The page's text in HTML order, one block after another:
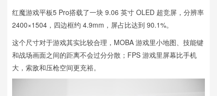
红魔游戏平板5 Pro搭载了一块 9.06 英寸 OLED 超竞屏，分辨率
2400×1504，四边框约 4.9mm，屏占比达到 90.1%。
这个尺寸对于游戏其实比较合理，MOBA 游戏里小地图、技能键
和战场画面之间的距离不会过分分散；FPS 游戏里屏幕比手机
大，索敌和压枪空间更充裕。